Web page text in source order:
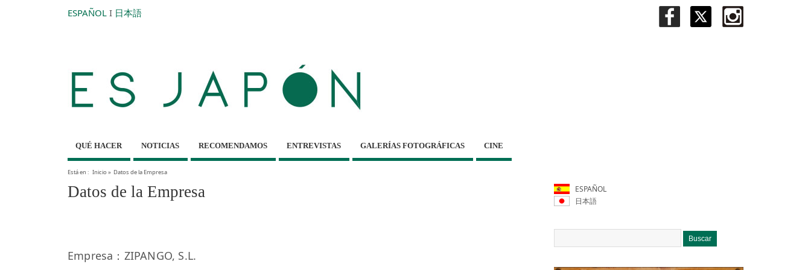
ESPAÑOL I 日本語
QUÉ HACER NOTICIAS RECOMENDAMOS ENTREVISTAS GALERÍAS FOTOGRÁFICAS CINE
Está en : Inicio» Datos de la Empresa
Datos de la Empresa
Empresa：ZIPANGO, S.L.
ESPAÑOL
日本語